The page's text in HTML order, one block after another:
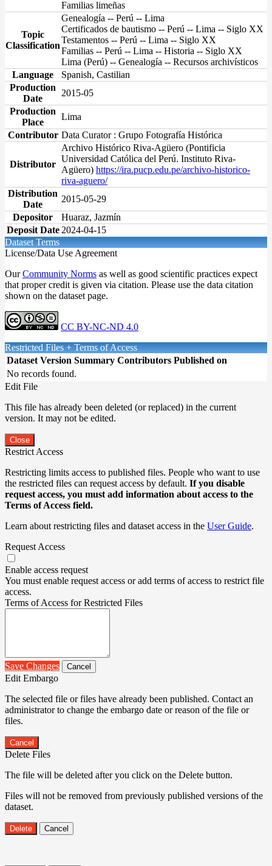
Familias limeñas
Topic
Classification
Genealogía -- Perú -- Lima
Certificados de bautismo -- Perú -- Lima -- Siglo XX
Testamentos -- Perú -- Lima -- Siglo XX
Familias -- Perú -- Lima -- Historia -- Siglo XX
Lima (Perú) -- Genealogía -- Recursos archivísticos
Language
Spanish, Castilian
Production
Date
2015-05
Production
Place
Lima
Contributor Data Curator : Grupo Fotografía Histórica
Distributor
Archivo Histórico Riva-Agüero (Pontificia
Universidad Católica del Perú. Instituto Riva-
Agüero) https://ira.pucp.edu.pe/archivo-historico-
riva-aguero/
Distribution
Date
2015-05-29
Depositor
Huaraz, Jazmín
Deposit Date 2024-04-15
Dataset Terms
License/Data Use Agreement
OurCommunity Norms as well as good scientific practices expect
that proper credit is given via citation. Please use the data citation
shown on the dataset page.
CC BY-NC-ND 4.0
Restricted Files + Terms of Access
Dataset Version Summary Contributors Published on
No records found.
Edit File
This file has already been deleted (or replaced) in the current
version. It may not be edited.
Close
Restrict Access
Restricting limits access to published files. People who want to use
the restricted files can request access by default. If you disable
request access, you must add information about access to the
Terms of Access field.
Learn about restricting files and dataset access in the User Guide.
Request Access
Enable access request
You must enable request access or add terms of access to restrict file
access.
Terms of Access for Restricted Files
Save Changes Cancel
Edit Embargo
The selected file or files have already been published. Contact an
administrator to change the embargo date or reason of the file or
files.
Cancel
Delete Files
The file will be deleted after you click on the Delete button.
Files will not be removed from previously published versions of the
dataset.
Delete Cancel